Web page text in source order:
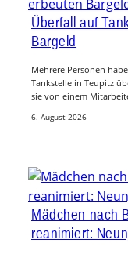
Überfall auf
Bargeld
Mehrere Personen
Tankstelle in Teupitz
sie von einem
6. August 2026
Mädchen nach
reanimiert: